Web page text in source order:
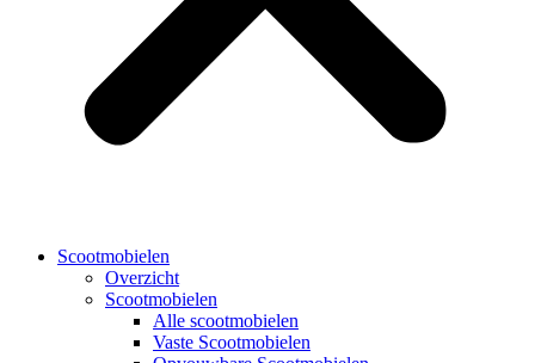
Scootmobielen
Overzicht
Scootmobielen
Alle scootmobielen
Vaste Scootmobielen